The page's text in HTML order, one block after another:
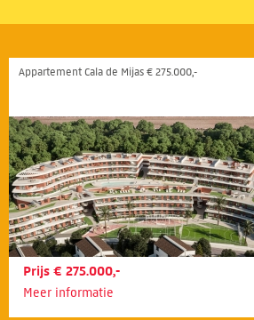
Appartement Cala de Mijas € 275.000,-
Prijs € 275.000,-
Meer informatie